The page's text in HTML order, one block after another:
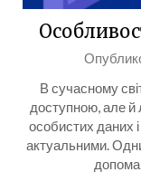
В сучасному
доступною, але й
особистих даних
актуальними.